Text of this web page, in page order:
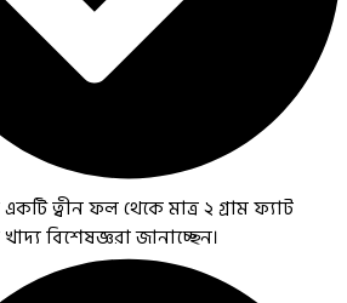
ত্বীন ফল থেকে মাত্র ২ গ্রাম ফ্যাট
বিশেষজ্ঞরা জানাচ্ছেন।